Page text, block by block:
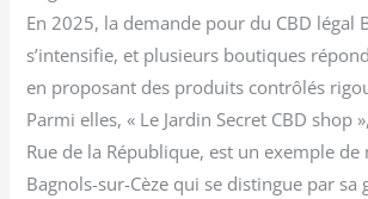
En 2025, la demande pour du CBD légal
s’intensifie, et plusieurs boutiques
en proposant des produits contrôlés
Parmi elles, « Le Jardin Secret CBD shop
Rue de la République, est un exemple de
Bagnols-sur-Cèze qui se distingue par sa